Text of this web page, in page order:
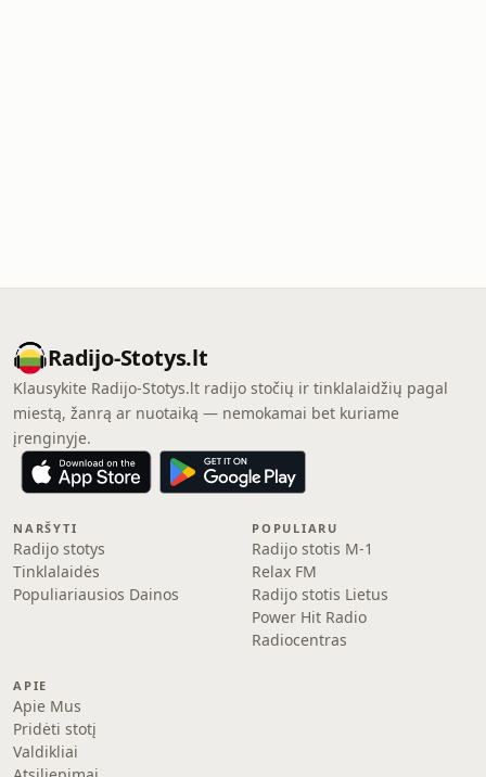
Radijo-Stotys.lt
Klausykite Radijo-Stotys.lt radijo stočių ir tinklalaidžių pagal
miestą, žanrą ar nuotaiką — nemokamai bet kuriame
įrenginyje.
NARŠYTI
Radijo stotys
Tinklalaidės
Populiariausios Dainos
POPULIARU
Radijo stotis M-1
Relax FM
Radijo stotis Lietus
Power Hit Radio
Radiocentras
APIE
Apie Mus
Pridėti stotį
Valdikliai